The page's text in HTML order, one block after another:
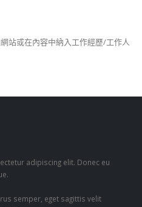
站或在內容中納入工作經歷/工作人
adipiscing elit. Donec eu
semper, eget sagittis velit